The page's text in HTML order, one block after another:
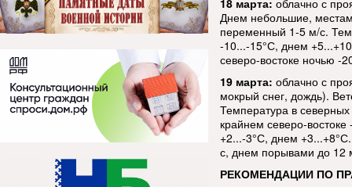
18 марта: облачно с
Днем небольшие,
переменный 1-5 м/с.
-10...-15°С, днем
северо-востоке ночью -
19 марта: облачно с
мокрый снег, дождь).
Температура в
крайнем северо-
+2...-3°С, днем
с, днем порывами до 12
РЕКОМЕНДАЦИИ ПО